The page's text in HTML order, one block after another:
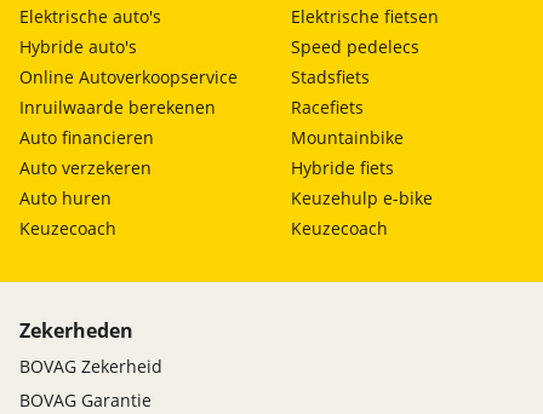
Elektrische auto's
Hybride auto's
Online Autoverkoopservice
Inruilwaarde berekenen
Auto financieren
Auto verzekeren
Auto huren
Keuzecoach
Elektrische fietsen
Speed pedelecs
Stadsfiets
Racefiets
Mountainbike
Hybride fiets
Keuzehulp e-bike
Keuzecoach
Zekerheden
BOVAG Zekerheid
BOVAG Garantie